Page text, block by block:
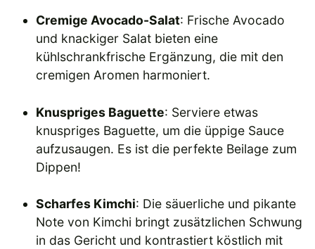
Cremige Avocado-Salat: Frische Avocado
und knackiger Salat bieten eine
kühlschrankfrische Ergänzung, die mit den
cremigen Aromen harmoniert.
Knuspriges Baguette: Serviere etwas
knuspriges Baguette, um die üppige Sauce
aufzusaugen. Es ist die perfekte Beilage zum
Dippen!
Scharfes Kimchi: Die säuerliche und pikante
Note von Kimchi bringt zusätzlichen Schwung
in das Gericht und kontrastiert köstlich mit